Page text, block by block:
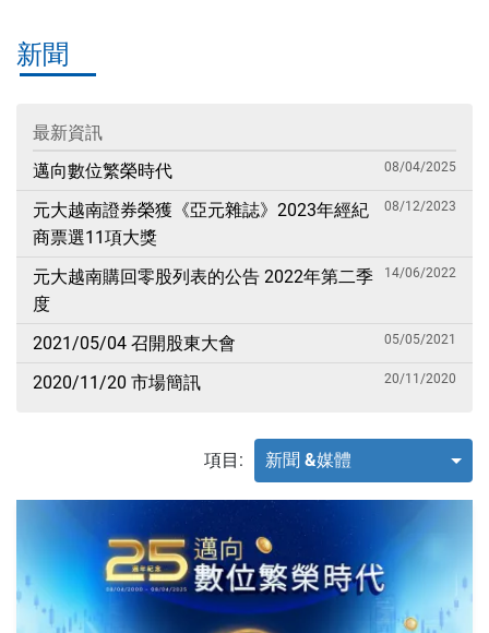
新聞
最新資訊
邁向數位繁榮時代
08/04/2025
元大越南證券榮獲《亞元雜誌》2023年經紀
商票選11項大獎
08/12/2023
元大越南購回零股列表的公告 2022年第二季
度
14/06/2022
2021/05/04 召開股東大會 05/05/2021
2020/11/20 市場簡訊 20/11/2020
項目: 新聞 &媒體